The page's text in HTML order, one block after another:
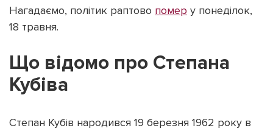
Нагадаємо, політик раптово помер у понеділок,
18 травня.
Що відомо про Степана
Кубіва
Степан Кубів народився 19 березня 1962 року в